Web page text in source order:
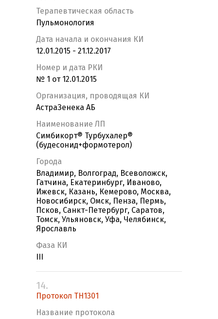
Терапевтическая область
Пульмонология
Дата начала и окончания КИ
12.01.2015 - 21.12.2017
Номер и дата РКИ
№ 1 от 12.01.2015
Организация, проводящая КИ
АстраЗенека АБ
Наименование ЛП
Симбикорт® Турбухалер®
(будесонид+формотерол)
Города
Владимир, Волгоград, Всеволожск,
Гатчина, Екатеринбург, Иваново,
Ижевск, Казань, Кемерово, Москва,
Новосибирск, Омск, Пенза, Пермь,
Псков, Санкт-Петербург, Саратов,
Томск, Ульяновск, Уфа, Челябинск,
Ярославль
Фаза КИ
14.
Протокол ТН1301
Название протокола